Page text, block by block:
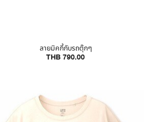
ลายมิคกี้กับรถตุ๊กๆ
THB 790.00